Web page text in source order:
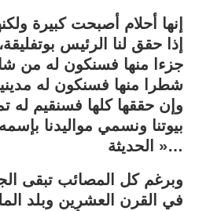
إنها أحلام أصبحت كبيرة
إذا حقق لنا الرئيس
جزءا منها فسنكون له من
شطرا منها فسنكون له
وإن حققها كلها فسنقيم له
بيوتنا ونسمي مواليدنا
الحديثة »…
وبرغم كل المصائب تبقى
في القرن العشرين وبلد